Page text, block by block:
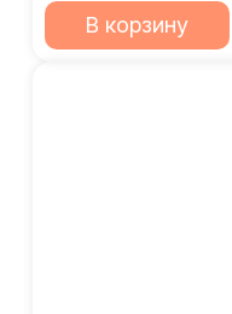
В корзину